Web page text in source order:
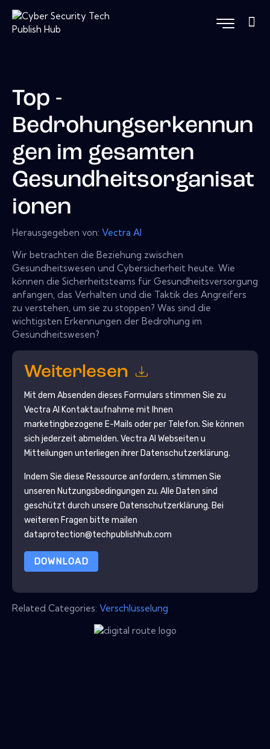
Top -
Bedrohungserkennun
gen im gesamten
Gesundheitsorganisat
ionen
Herausgegeben von: Vectra Al
Wir betrachten die Beziehung zwischen
Gesundheitswesen und Cybersicherheit heute. Wie
können die Sicherheitsteams für Gesundheitsversorgung
anfangen, das Verhalten und die Taktik des Angreifers
zu verstehen, um sie zu stoppen? Was sind die
wichtigsten Erkennungen der Bedrohung im
Gesundheitswesen?
Weiterlesen
Mit dem Absenden dieses Formulars stimmen Sie zu
Vectra Al Kontaktaufnahme mit Ihnen
marketingbezogene E-Mails oder per Telefon. Sie können
sich jederzeit abmelden. Vectra Al Webseiten u
Mitteilungen unterliegen ihrer Datenschutzerklärung.
Indem Sie diese Ressource anfordern, stimmen Sie
unseren Nutzungsbedingungen zu. Alle Daten sind
geschützt durch unsere Datenschutzerklärung. Bei
weiteren Fragen bitte mailen
dataprotection@techpublishhub.com
DOWNLOAD
Related Categories: Verschlüsselung